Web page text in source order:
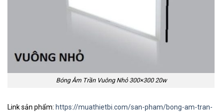
Bóng Âm Trần Vuông Nhỏ 300×300 20w
Link sản phẩm: https://muathietbi.com/san-pham/bong-am-tran-